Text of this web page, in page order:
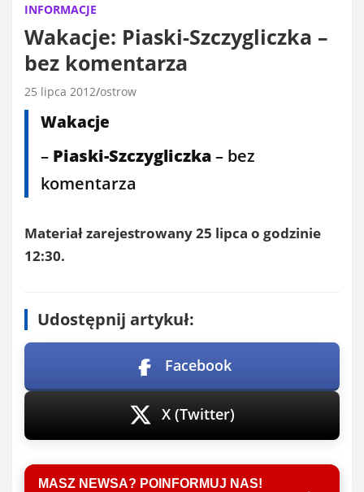
INFORMACJE
Wakacje: Piaski-Szczygliczka –
bez komentarza
25 lipca 2012 ostrow
Wakacje
– Piaski-Szczygliczka– bez
komentarza
Materiał zarejestrowany 25 lipca o godzinie
12:30.
Udostępnij artykuł:
Facebook
X (Twitter)
MASZ NEWSA? POINFORMUJ NAS!